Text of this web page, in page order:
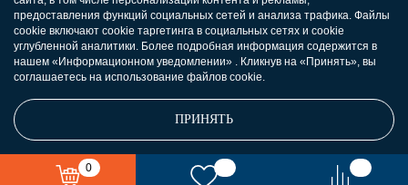
ни при каких условиях не
является публичной офертой,
определяемой положениями
Статьи 437 (п.2) Гражданского
кодекса РФ.
0
предоставления функций социальных сетей и анализа трафика. Файлы
cookie включают cookie таргетинга в социальных сетях и cookie
углубленной аналитики. Более подробная информация содержится в
нашем «Информационном уведомлении» . Кликнув на «Принять», вы
соглашаетесь на использование файлов cookie.
ПРИНЯТЬ